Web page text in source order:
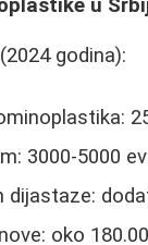
u
godina):
3000-5000
dijastaze:
oko